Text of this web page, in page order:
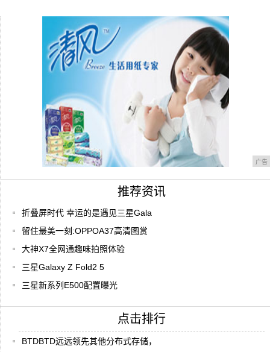
华为畅享8Plus评测:以三“大”稳坐千元机
广告
推荐资讯
折叠屏时代 幸运的是遇见三星Gala
留住最美一刻:OPPOA37高清图赏
大神X7全网通趣味拍照体验
三星Galaxy Z Fold2 5
三星新系列E500配置曝光
点击排行
BTDBTD远远领先其他分布式存储，